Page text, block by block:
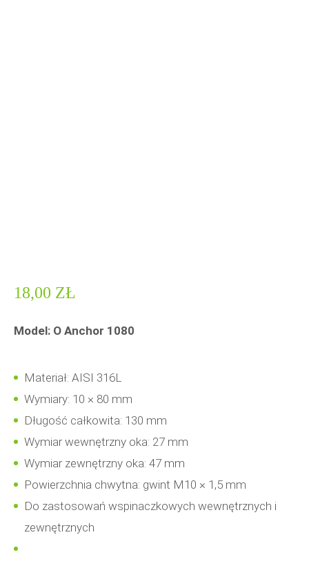
18,00 ZŁ
Model: O Anchor 1080
Materiał: AISI 316L
Wymiary: 10 × 80 mm
Długość całkowita: 130 mm
Wymiar wewnętrzny oka: 27 mm
Wymiar zewnętrzny oka: 47 mm
Powierzchnia chwytna: gwint M10 × 1,5 mm
Do zastosowań wspinaczkowych wewnętrznych i
zewnętrznych